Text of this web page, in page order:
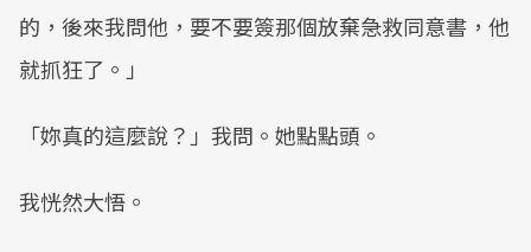
的，後來我問他，要不要簽那個放棄急救同意書，他
就抓狂了。」
「妳真的這麼說？」我問。她點點頭。
我恍然大悟。